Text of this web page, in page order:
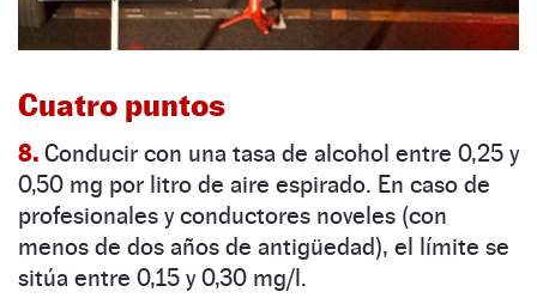
Cuatro puntos
8. Conducir con una tasa de alcohol entre 0,25 y
0,50 mg por litro de aire espirado. En caso de
profesionales y conductores noveles (con
menos de dos años de antigüedad), el límite se
sitúa entre 0,15 y 0,30 mg/l.